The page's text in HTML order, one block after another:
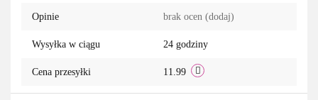
Opinie brak ocen (dodaj)
Wysyłka w ciągu 24 godziny
Cena przesyłki 11.99